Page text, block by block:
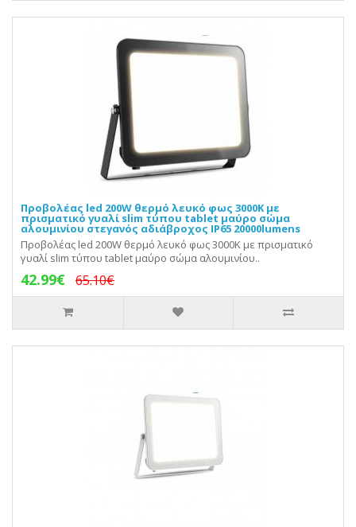
Προβολέας led 200W θερμό λευκό φως 3000Κ με
πρισματικό γυαλί slim τύπου tablet μαύρο σώμα
αλουμινίου στεγανός αδιάβροχος IP65 20000lumens
Προβολέας led 200W θερμό λευκό φως 3000Κ με πρισματικό
γυαλί slim τύπου tablet μαύρο σώμα αλουμινίου..
42.99€ 65.10€